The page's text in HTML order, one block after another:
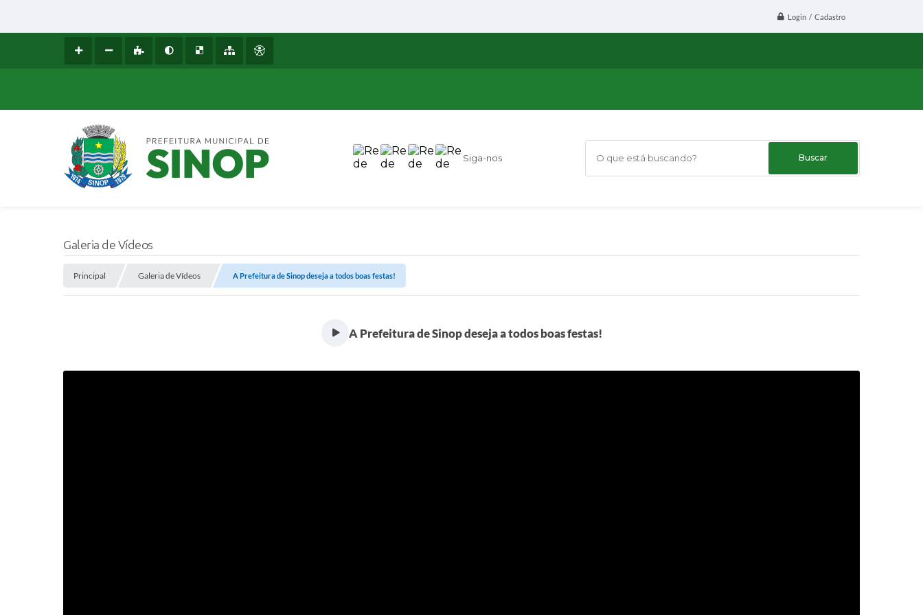
Login / Cadastro
Siga-nos O que está buscando?
Galeria de Vídeos
Principal Galeria de Vídeos A Prefeitura de Sinop deseja a todos boas festas!
A Prefeitura de Sinop deseja a todos boas festas!